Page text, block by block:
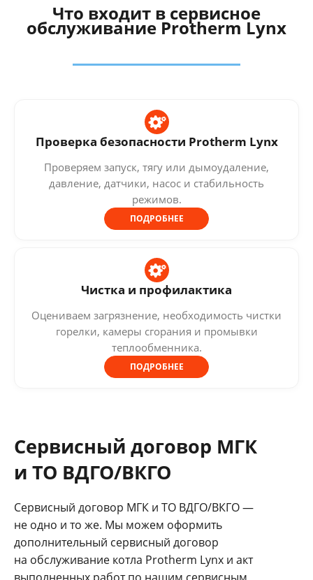
Что входит в сервисное
обслуживание Protherm Lynx
Проверка безопасности Protherm Lynx
Проверяем запуск, тягу или дымоудаление,
давление, датчики, насос и стабильность
режимов.
ПОДРОБНЕЕ
Чистка и профилактика
Оцениваем загрязнение, необходимость чистки
горелки, камеры сгорания и промывки
теплообменника.
ПОДРОБНЕЕ
Сервисный договор МГК
и ТО ВДГО/ВКГО
Сервисный договор МГК и ТО ВДГО/ВКГО —
не одно и то же. Мы можем оформить
дополнительный сервисный договор
на обслуживание котла Protherm Lynx и акт
выполненных работ по нашим сервисным